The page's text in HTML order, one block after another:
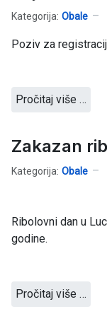
Kategorija: Obale
Poziv za
Pročitaj više …
Zakazan
Kategorija: Obale
Ribolovni dan u
godine.
Pročitaj više …